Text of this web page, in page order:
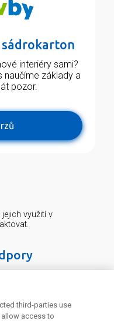
sádrokarton
interiéry sami?
naučíme základy a
pozor.
využití v
third-parties use
access to